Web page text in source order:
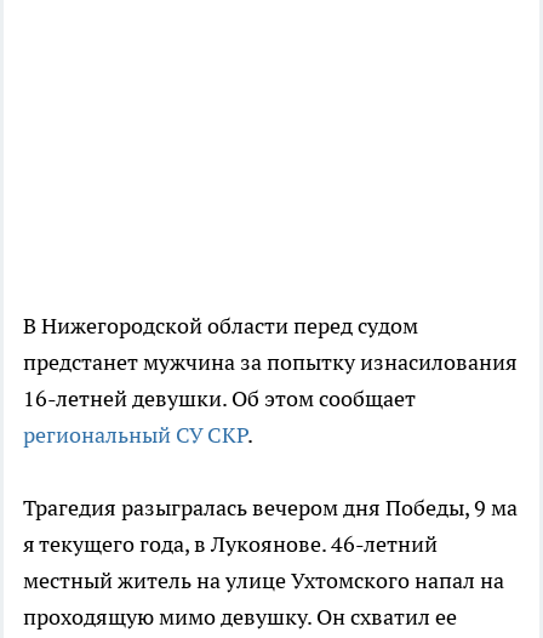
В Нижегородской области перед судом
предстанет мужчина за попытку изнасилования
16-летней девушки. Об этом сообщает
региональный СУ СКР.
Трагедия разыгралась вечером дня Победы, 9 ма
я текущего года, в Лукоянове. 46-летний
местный житель на улице Ухтомского напал на
проходящую мимо девушку. Он схватил ее